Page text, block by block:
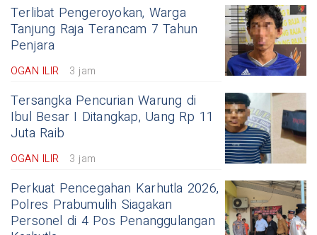
Terlibat Pengeroyokan, Warga
Tanjung Raja Terancam 7 Tahun
Penjara
OGAN ILIR 3 jam
Tersangka Pencurian Warung di
Ibul Besar I Ditangkap, Uang Rp 11
Juta Raib
OGAN ILIR 3 jam
Perkuat Pencegahan Karhutla 2026,
Polres Prabumulih Siagakan
Personel di 4 Pos Penanggulangan